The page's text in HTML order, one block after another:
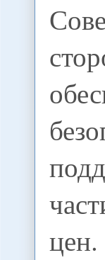
цен.